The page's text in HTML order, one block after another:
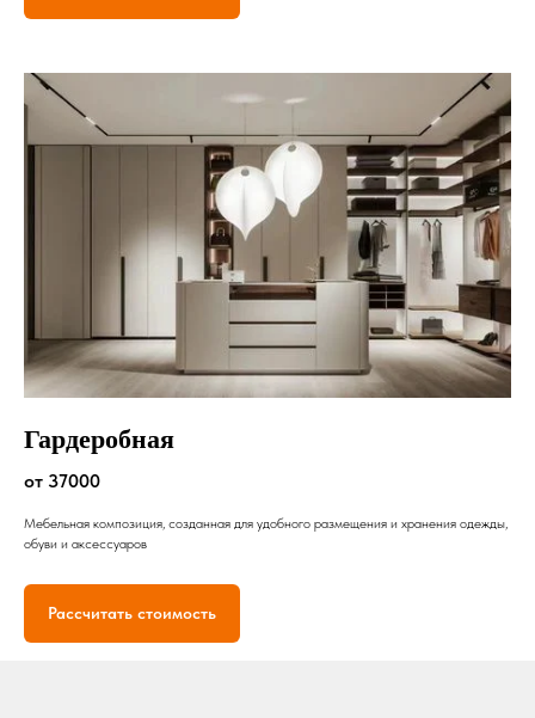
Гардеробная
от 37000
Мебельная композиция, созданная для удобного размещения и хранения одежды,
обуви и аксессуаров
Рассчитать стоимость